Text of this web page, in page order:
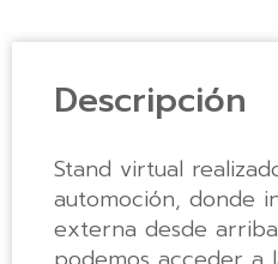
Descripción
Stand virtual
automoción, donde
externa desde